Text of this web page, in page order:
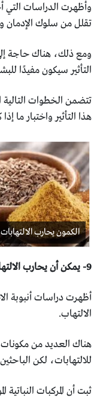
وأظهرت الدراسات التي
‏تقلل من سلوك الإدمان
ومع ذلك، هناك حاجة
‏التأثير سيكون مفيدًا
تتضمن الخطوات التالية
هذا التأثير واختبار ما
الكمون يحارب الالتهابات
أظهرت دراسات أنبوبة
‏الالتهاب.‏
هناك العديد من مكونات
‏للالتهابات، لكن
ثبت أن المركبات